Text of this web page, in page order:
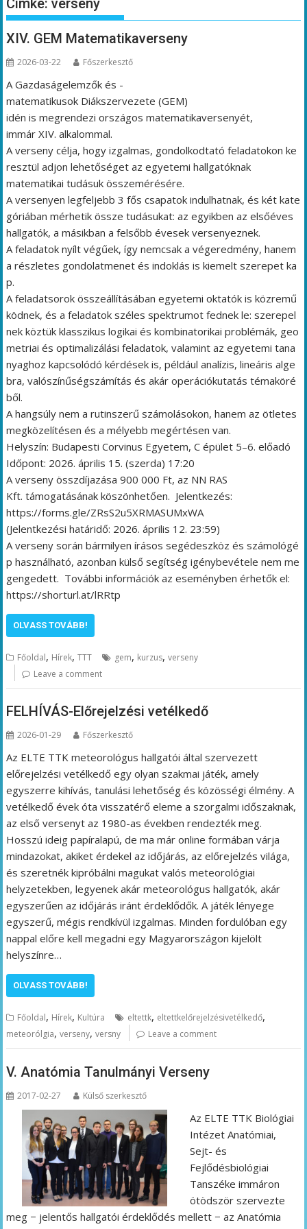
Címke:verseny
XIV. GEM Matematikaverseny
2026-03-22 Főszerkesztő
A Gazdaságelemzők és -
matematikusok Diákszervezete (GEM)
idén is megrendezi országos matematikaversenyét,
immár XIV. alkalommal.
A verseny célja, hogy izgalmas, gondolkodtató feladatokon ke
resztül adjon lehetőséget az egyetemi hallgatóknak
matematikai tudásuk összemérésére.
A versenyen legfeljebb 3 fős csapatok indulhatnak, és két kate
góriában mérhetik össze tudásukat: az egyikben az elsőéves
hallgatók, a másikban a felsőbb évesek versenyeznek.
A feladatok nyílt végűek, így nemcsak a végeredmény, hanem
a részletes gondolatmenet és indoklás is kiemelt szerepet ka
p.
A feladatsorok összeállításában egyetemi oktatók is közremű
ködnek, és a feladatok széles spektrumot fednek le: szerepel
nek köztük klasszikus logikai és kombinatorikai problémák, geo
metriai és optimalizálási feladatok, valamint az egyetemi tana
nyaghoz kapcsolódó kérdések is, például analízis, lineáris alge
bra, valószínűségszámítás és akár operációkutatás témaköré
ből.
A hangsúly nem a rutinszerű számolásokon, hanem az ötletes
megközelítésen és a mélyebb megértésen van.
Helyszín: Budapesti Corvinus Egyetem, C épület 5–6. előadó
Időpont: 2026. április 15. (szerda) 17:20
A verseny összdíjazása 900 000 Ft, az NN RAS
Kft. támogatásának köszönhetően. Jelentkezés:
https://forms.gle/ZRsS2u5XRMASUMxWA
(Jelentkezési határidő: 2026. április 12. 23:59)
A verseny során bármilyen írásos segédeszköz és számológé
p használható, azonban külső segítség igénybevétele nem me
gengedett. További információk az eseményben érhetők el:
https://shorturl.at/lRRtp
OLVASS TOVÁBB!
Főoldal, Hírek,TTT gem, kurzus,verseny
Leave a comment
FELHÍVÁS-Előrejelzési vetélkedő
2026-01-29 Főszerkesztő
Az ELTE TTK meteorológus hallgatói által szervezett
előrejelzési vetélkedő egy olyan szakmai játék, amely
egyszerre kihívás, tanulási lehetőség és közösségi élmény. A
vetélkedő évek óta visszatérő eleme a szorgalmi időszaknak,
az első versenyt az 1980-as években rendezték meg.
Hosszú ideig papíralapú, de ma már online formában várja
mindazokat, akiket érdekel az időjárás, az előrejelzés világa,
és szeretnék kipróbálni magukat valós meteorológiai
helyzetekben, legyenek akár meteorológus hallgatók, akár
egyszerűen az időjárás iránt érdeklődők. A játék lényege
egyszerű, mégis rendkívül izgalmas. Minden fordulóban egy
nappal előre kell megadni egy Magyarországon kijelölt
helyszínre…
OLVASS TOVÁBB!
Főoldal, Hírek, Kultúra eltettk, eltettkelőrejelzésivetélkedő,
meteorólgia,verseny,versny Leave a comment
V. Anatómia Tanulmányi Verseny
2017-02-27 Külső szerkesztő
Az ELTE TTK Biológiai
Intézet Anatómiai,
Sejt- és
Fejlődésbiológiai
Tanszéke immáron
ötödször szervezte
meg − jelentős hallgatói érdeklődés mellett − az Anatómia